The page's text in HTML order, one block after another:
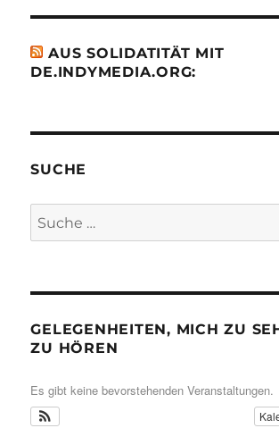
AUS SOLIDATITÄT MIT
DE.INDYMEDIA.ORG:
SUCHE
Suche
nach:
GELEGENHEITEN, MICH ZU
ZU HÖREN
Es gibt keine bevorstehenden Veranstaltungen.